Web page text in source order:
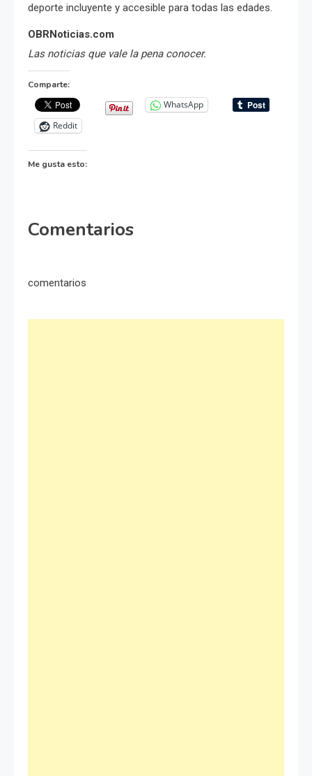
deporte incluyente y accesible para todas las edades.
OBRNoticias.com
Las noticias que vale la pena conocer.
Comparte:
WhatsApp
Reddit
Me gusta esto:
Comentarios
comentarios